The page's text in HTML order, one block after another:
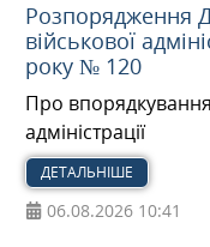
Розпорядження
військової
року № 120
Про
адміністрації
ДЕТАЛЬНІШЕ
06.08.2026 10:41
КОНТАКТИ